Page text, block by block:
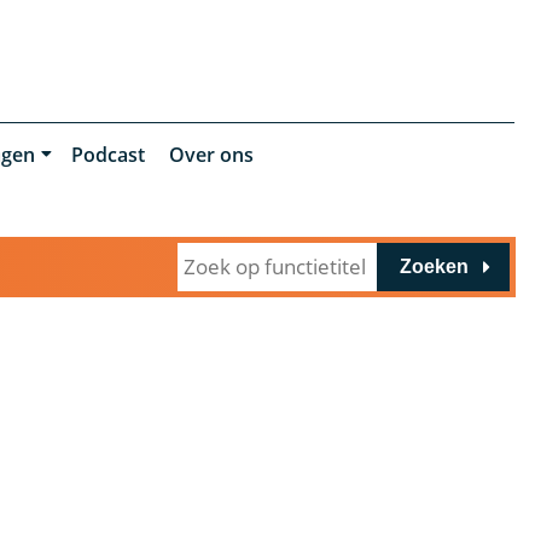
Podcast
Over ons
Zoeken